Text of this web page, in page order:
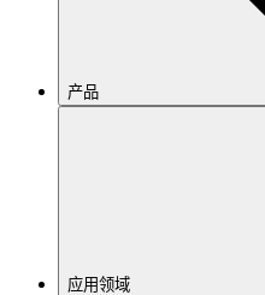
产品
应用领域